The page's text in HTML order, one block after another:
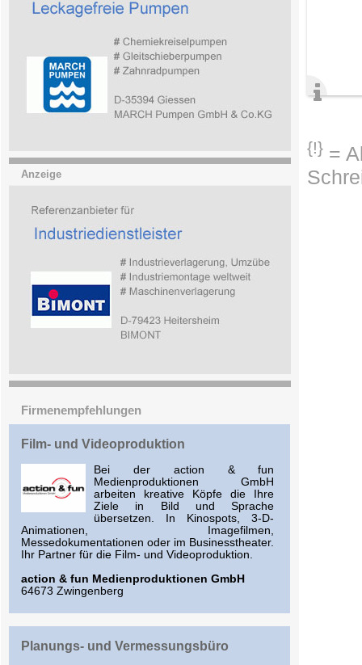
Anzeige
Firmenempfehlungen
Film- und Videoproduktion
Bei der action & fun
Medienproduktionen GmbH
arbeiten kreative Köpfe die Ihre
Ziele in Bild und Sprache
übersetzen. In Kinospots, 3-D-
Animationen, Imagefilmen,
Messedokumentationen oder im Businesstheater.
Ihr Partner für die Film- und Videoproduktion.
action & fun Medienproduktionen GmbH
64673 Zwingenberg
Planungs- und Vermessungsbüro
{!} =